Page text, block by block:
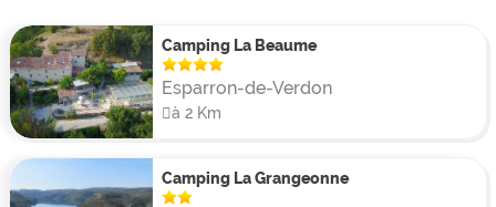
Castelane.
Camping La Beaume
Esparron-de-Verdon
à 2 Km
Camping La Grangeonne